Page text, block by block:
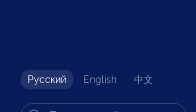
Русский English 中文